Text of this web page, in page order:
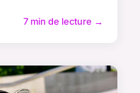
7 min de lecture →